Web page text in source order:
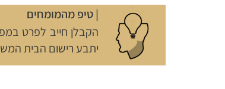
| טיפ מהמומחים
הקבלן חייב לפרט
יתבע רישום הבית